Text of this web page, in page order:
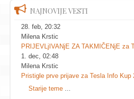
NAJNOVIJE VESTI
28. feb, 20:32
Milena Krstic
PRIJEVLjIVANjE ZA TAKMIČENjE za
1. dec, 02:48
Milena Krstic
Pristigle prve prijave za Tesla Info Kup
Starije teme ...